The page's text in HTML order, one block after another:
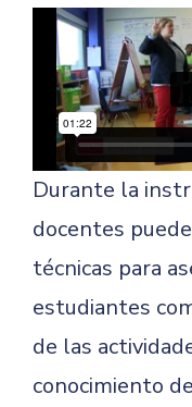
Durante la
docentes
técnicas para
estudiantes
de las
conocimiento